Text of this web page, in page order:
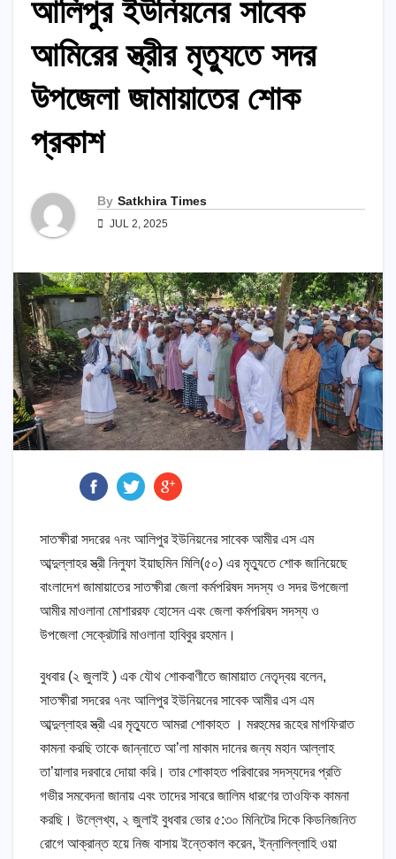
আলিপুর ইউনিয়নের সাবেক
আমিরের স্ত্রীর মৃত্যুতে সদর
উপজেলা জামায়াতের শোক
প্রকাশ
By Satkhira Times
JUL 2, 2025
সাতক্ষীরা সদরের ৭নং আলিপুর ইউনিয়নের সাবেক আমীর এস এম
আব্দুল্লাহর স্ত্রী নিলুফা ইয়াছমিন মিলি(৫০) এর মৃত্যুতে শোক জানিয়েছে
বাংলাদেশ জামায়াতের সাতক্ষীরা জেলা কর্মপরিষদ সদস্য ও সদর উপজেলা
আমীর মাওলানা মোশাররফ হোসেন এবং জেলা কর্মপরিষদ সদস্য ও
উপজেলা সেক্রেটারি মাওলানা হাবিবুর রহমান।
বুধবার (২ জুলাই ) এক যৌথ শোকবাণীতে জামায়াত নেতৃদ্বয় বলেন,
সাতক্ষীরা সদরের ৭নং আলিপুর ইউনিয়নের সাবেক আমীর এস এম
আব্দুল্লাহর স্ত্রী এর মৃত্যুতে আমরা শোকাহত । মরহুমের রূহের মাগফিরাত
কামনা করছি তাকে জান্নাতে আ’লা মাকাম দানের জন্য মহান আল্লাহ
তা’য়ালার দরবারে দোয়া করি। তার শোকাহত পরিবারের সদস্যদের প্রতি
গভীর সমবেদনা জানায় এবং তাদের সাবরে জালিম ধারণের তাওফিক কামনা
করছি। উল্লেখ্য, ২ জুলাই বুধবার ভোর ৫:৩০ মিনিটের দিকে কিডনিজনিত
রোগে আক্রান্ত হয়ে নিজ বাসায় ইন্তেকাল করেন, ইন্নালিল্লাহি ওয়া